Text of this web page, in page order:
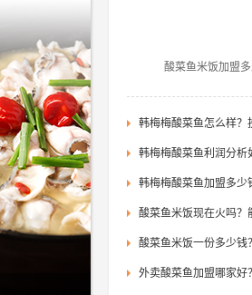
酸菜鱼米饭加盟
韩梅梅酸菜鱼怎么样？
韩梅梅酸菜鱼利润分析
韩梅梅酸菜鱼加盟多少
酸菜鱼米饭现在火吗？
酸菜鱼米饭一份多少钱
外卖酸菜鱼加盟哪家好